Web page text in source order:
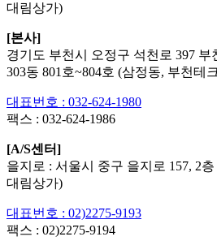
대림상가)
[본사]
경기도 부천시 오정구 석천로 397
303동 801호~804호 (삼정동, 부천테
대표번호 : 032-624-1980
팩스 : 032-624-1986
[A/S센터]
을지로 : 서울시 중구 을지로 157, 2
대림상가)
대표번호 : 02)2275-9193
팩스 : 02)2275-9194​